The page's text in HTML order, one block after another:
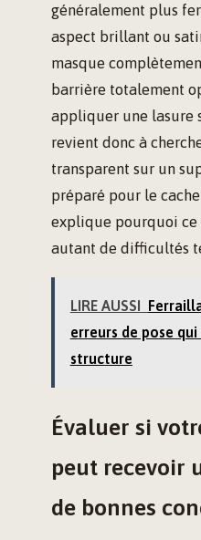
généralement plus
aspect brillant ou
masque
barrière totalement
appliquer une lasure
revient donc à
transparent sur un
préparé pour le
explique pourquoi
autant de difficultés
LIRE AUSSI
erreurs de pose
structure
Évaluer si
peut recevoir
de bonnes